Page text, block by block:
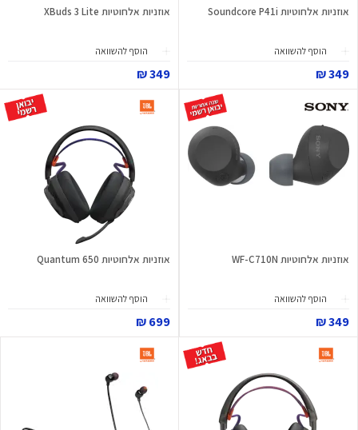
אוזניות אלחוטיות Soundcore P41i
הוסף להשוואה
349 ₪
אוזניות אלחוטיות XBuds 3 Lite
הוסף להשוואה
349 ₪
אוזניות אלחוטיות WF-C710N
הוסף להשוואה
349 ₪
אוזניות אלחוטיות Quantum 650
הוסף להשוואה
699 ₪